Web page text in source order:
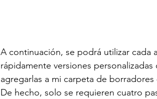
A continuación, se podrá utilizar cada
rápidamente versiones
agregarlas a mi carpeta de
De hecho, solo se requieren cuatro